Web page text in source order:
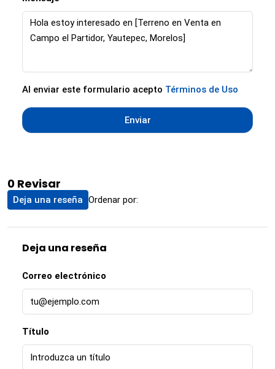
Al enviar este formulario acepto Términos de Uso
Enviar
0 Revisar
Ordenar por:
Deja una reseña
Deja una reseña
Correo electrónico
Título